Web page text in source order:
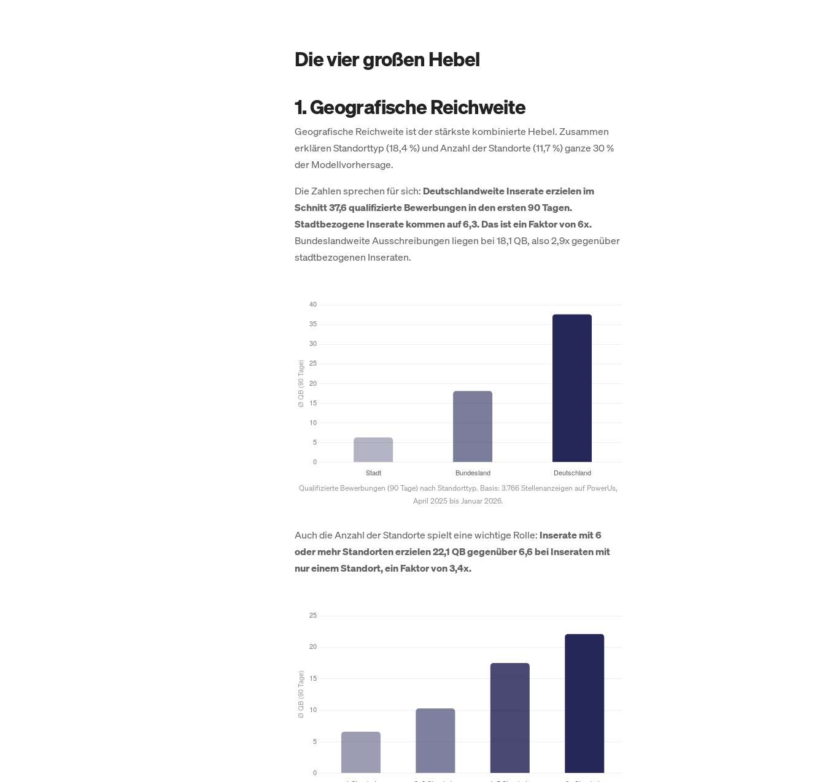
Die vier großen Hebel
1. Geografische Reichweite
Geografische Reichweite ist der stärkste kombinierte Hebel. Zusammen
erklären Standorttyp (18,4 %) und Anzahl der Standorte (11,7 %) ganze 30 %
der Modellvorhersage.
Die Zahlen sprechen für sich: Deutschlandweite Inserate erzielen im
Schnitt 37,6 qualifizierte Bewerbungen in den ersten 90 Tagen.
Stadtbezogene Inserate kommen auf 6,3. Das ist ein Faktor von 6x.
Bundeslandweite Ausschreibungen liegen bei 18,1 QB, also 2,9x gegenüber
stadtbezogenen Inseraten.
Qualifizierte Bewerbungen (90 Tage) nach Standorttyp. Basis: 3.766 Stellenanzeigen auf PowerUs,
April 2025 bis Januar 2026.
Auch die Anzahl der Standorte spielt eine wichtige Rolle: Inserate mit 6
oder mehr Standorten erzielen 22,1 QB gegenüber 6,6 bei Inseraten mit
nur einem Standort, ein Faktor von 3,4x.